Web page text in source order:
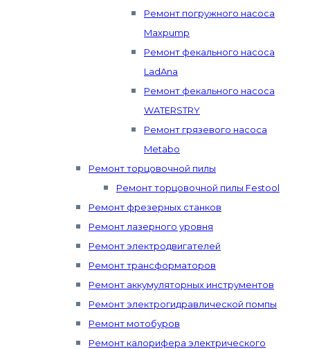
Ремонт погружного насоса
Maxpump
Ремонт фекального насоса
LadAna
Ремонт фекального насоса
WATERSTRY
Ремонт грязевого насоса
Metabo
Ремонт торцовочной пилы
Ремонт торцовочной пилы Festool
Ремонт фрезерных станков
Ремонт лазерного уровня
Ремонт электродвигателей
Ремонт трансформаторов
Ремонт аккумуляторных инструментов
Ремонт электрогидравлической помпы
Ремонт мотобуров
Ремонт калорифера электрического